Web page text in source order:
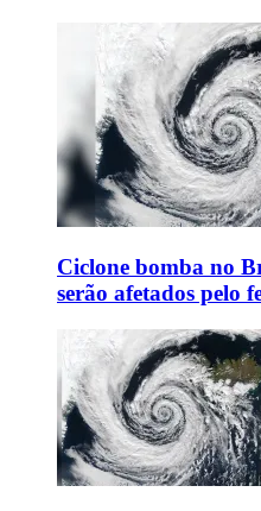
Ciclone bomba no
serão afetados pelo